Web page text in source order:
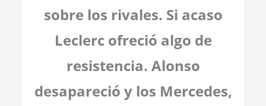
sobre los rivales. Si acaso
Leclerc ofreció algo de
resistencia. Alonso
desapareció y los Mercedes,